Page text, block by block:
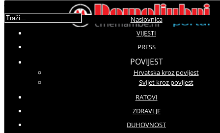
Naslovnica
VIJESTI
PRESS
POVIJEST
Hrvatska kroz povijest
Svijet kroz povijest
RATOVI
ZDRAVLJE
DUHOVNOST
Traži...
Molimo ocijenite